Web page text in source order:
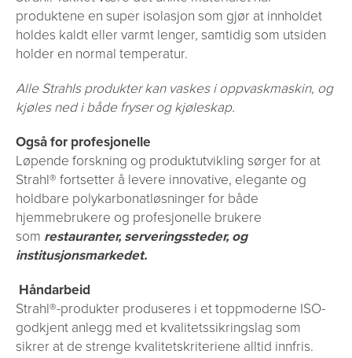
produktene en super isolasjon som gjør at innholdet
holdes kaldt eller varmt lenger, samtidig som utsiden
holder en normal temperatur.
Alle Strahls produkter kan vaskes i oppvaskmaskin, og
kjøles ned i både fryser og kjøleskap.
Også for profesjonelle
Løpende forskning og produktutvikling sørger for at
Strahl® fortsetter å levere innovative, elegante og
holdbare polykarbonatløsninger for både
hjemmebrukere og profesjonelle brukere
som restauranter, serveringssteder, og
institusjonsmarkedet.
Håndarbeid
Strahl®-produkter produseres i et toppmoderne ISO-
godkjent anlegg med et kvalitetssikringslag som
sikrer at de strenge kvalitetskriteriene alltid innfris.